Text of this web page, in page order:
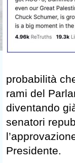
probabilità
rami del
diventando
senatori
Presidente.